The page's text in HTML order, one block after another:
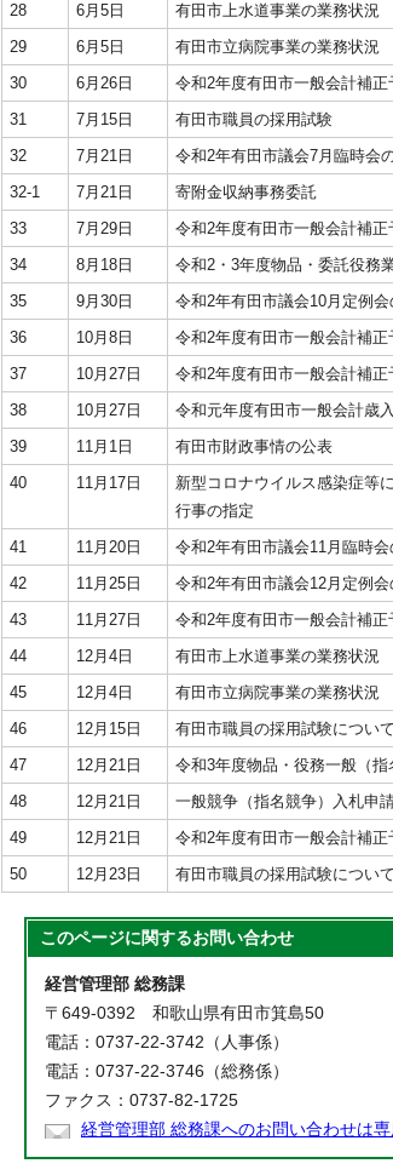
28
6月5日 有田市上水道事業の業務状況
29
6月5日 有田市立病院事業の業務状況
30
6月26日 令和2年度有田市一般会計補
31
7月15日 有田市職員の採用試験
32
7月21日 令和2年有田市議会7月臨時会
32-1
7月21日 寄附金収納事務委託
33
7月29日 令和2年度有田市一般会計補
34
8月18日 令和2・3年度物品・委託役務
35
9月30日 令和2年有田市議会10月定例
36
10月8日 令和2年度有田市一般会計補
37
10月27日 令和2年度有田市一般会計補
38
10月27日 令和元年度有田市一般会計歳
39
11月1日 有田市財政事情の公表
40
11月17日
新型コロナウイルス感染症等
行事の指定
41 11月20日 令和2年有田市議会11月臨時
42
11月25日 令和2年有田市議会12月定例
43
11月27日 令和2年度有田市一般会計補
44
12月4日 有田市上水道事業の業務状況
45
12月4日 有田市立病院事業の業務状況
46
12月15日 有田市職員の採用試験について
47
12月21日 令和3年度物品・役務一般（
48
12月21日 一般競争（指名競争）入札申
49
12月21日 令和2年度有田市一般会計補
50
12月23日 有田市職員の採用試験について
このページに関するお問い合わせ
経営管理部 総務課
〒649-0392 和歌山県有田市箕島50
電話：0737-22-3742（人事係）
電話：0737-22-3746（総務係）
ファクス：0737-82-1725
経営管理部 総務課へのお問い合わせは